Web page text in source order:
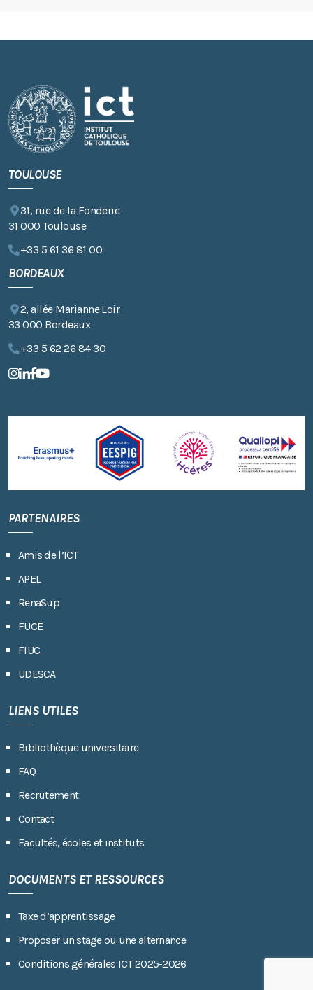
TOULOUSE
31, rue de la Fonderie
31 000 Toulouse
+33 5 61 36 81 00
BORDEAUX
2, allée Marianne Loir
33 000 Bordeaux
+33 5 62 26 84 30
PARTENAIRES
Amis de l’ICT
APEL
RenaSup
FUCE
FIUC
UDESCA
LIENS UTILES
Bibliothèque universitaire
FAQ
Recrutement
Contact
Facultés, écoles et instituts
DOCUMENTS ET RESSOURCES
Taxe d’apprentissage
Proposer un stage ou une alternance
Conditions générales ICT 2025-2026